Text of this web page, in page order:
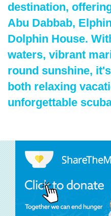
destination,
Abu Dabbab,
Dolphin House.
waters, vibrant
round sunshine,
both relaxing
unforgettable